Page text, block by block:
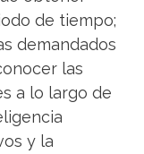
de tiempo;
demandados
las
a lo largo de
y la